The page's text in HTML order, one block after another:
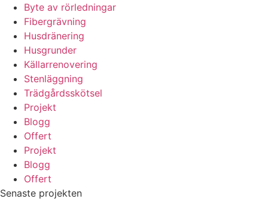
Byte av rörledningar
Fibergrävning
Husdränering
Husgrunder
Källarrenovering
Stenläggning
Trädgårdsskötsel
Projekt
Blogg
Offert
Projekt
Blogg
Offert
Senaste projekten